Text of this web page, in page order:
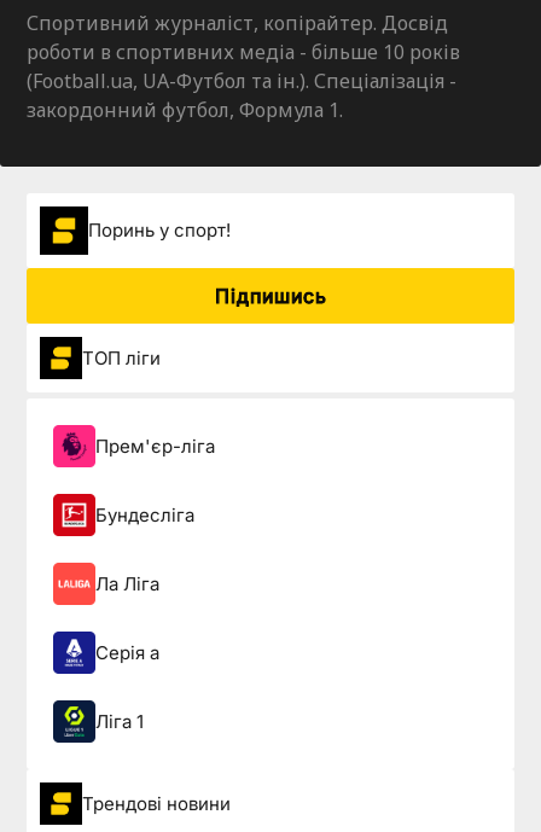
Спортивний журналіст, копірайтер. Досвід
роботи в спортивних медіа - більше 10 років
(Football.ua, UA-Футбол та ін.). Спеціалізація -
закордонний футбол, Формула 1.
Поринь у спорт!
Підпишись
ТОП ліги
Прем'єр-ліга
Бундесліга
Ла Ліга
Серія а
Ліга 1
Трендові новини